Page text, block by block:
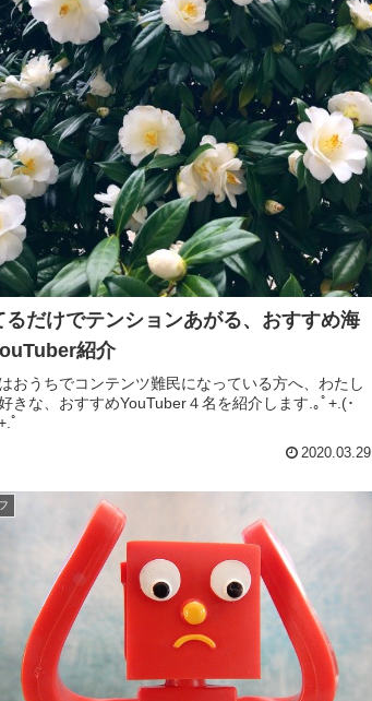
るだけでテンションあがる、おすすめ海
紹介
おうちでコンテンツ難民になっている方へ、わたし
きな、おすすめYouTuber４名を紹介します.｡ﾟ+.(･
ﾟ
2020.03.29